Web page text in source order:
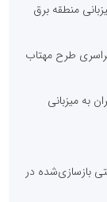
منطقه برق
سراسری طرح مهتاب
به میزبانی
بازسازی‌شده در